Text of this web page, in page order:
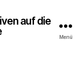
auf die
Menü